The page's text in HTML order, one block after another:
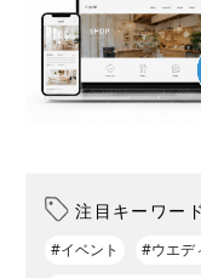
注目キーワー
#イベント #ウエデ